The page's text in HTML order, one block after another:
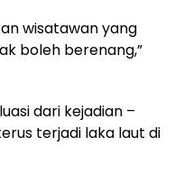
wisatawan yang
boleh berenang,”
dari kejadian –
terjadi laka laut di